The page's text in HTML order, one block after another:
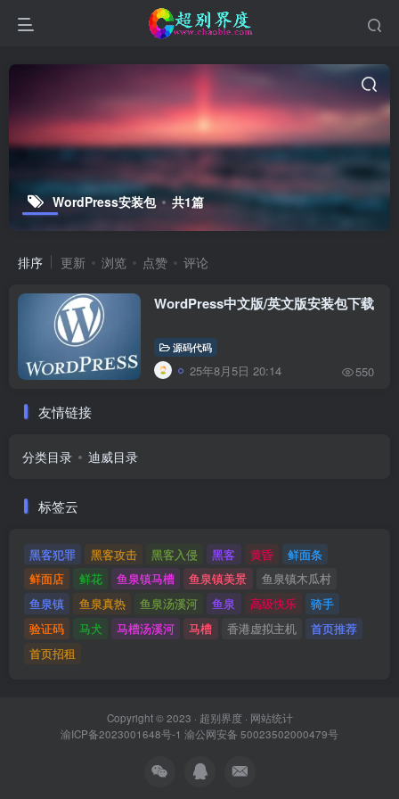
WordPress安装包 共1篇
排序 更新 浏览 点赞 评论
WordPress中文版/英文版安装包下载
源码代码
25年8月5日 20:14 550
友情链接
分类目录 迪威目录
标签云
黑客犯罪 黑客攻击 黑客入侵 黑客 黄昏
鲜面条
鲜面店
鲜花 鱼泉镇马槽 鱼泉镇美景
鱼泉镇木瓜村
鱼泉镇
鱼泉真热 鱼泉汤溪河 鱼泉 高级快乐
骑手
验证码
马犬 马槽汤溪河 马槽 香港虚拟主机
首页推荐
首页招租
Copyright © 2023 · 超别界度· 网站统计
渝ICP备2023001648号-1 渝公网安备 50023502000479号